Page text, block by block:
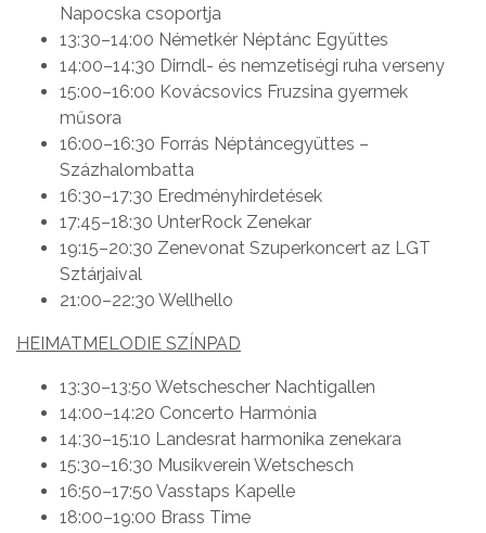
Napocska csoportja
13:30–14:00 Németkér Néptánc Együttes
14:00–14:30 Dirndl- és nemzetiségi ruha verseny
15:00–16:00 Kovácsovics Fruzsina gyermek
műsora
16:00–16:30 Forrás Néptáncegyüttes –
Százhalombatta
16:30–17:30 Eredményhirdetések
17:45–18:30 UnterRock Zenekar
19:15–20:30 Zenevonat Szuperkoncert az LGT
Sztárjaival
21:00–22:30 Wellhello
HEIMATMELODIE SZÍNPAD
13:30–13:50 Wetschescher Nachtigallen
14:00–14:20 Concerto Harmónia
14:30–15:10 Landesrat harmonika zenekara
15:30–16:30 Musikverein Wetschesch
16:50–17:50 Vasstaps Kapelle
18:00–19:00 Brass Time